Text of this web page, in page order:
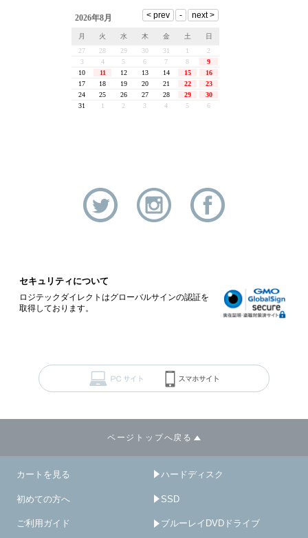
セキュリティについて
ロジテックダイレクトはグローバルサインの認証を
取得しております。
ページトップへ戻る
カートを見る
初めての方へ
ご利用ガイド
ハードディスク
SSD
ブルーレイDVDドライブ